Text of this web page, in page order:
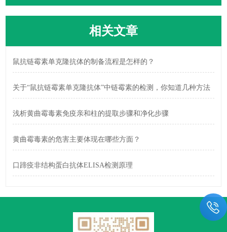
相关文章
鼠抗链霉素单克隆抗体的制备流程是怎样的？
关于“鼠抗链霉素单克隆抗体”中链霉素的检测，你知道几种方法
浅析黄曲霉毒素免疫亲和柱的提取步骤和净化步骤
黄曲霉毒素的危害主要体现在哪些方面？
口蹄疫非结构蛋白抗体ELISA检测原理